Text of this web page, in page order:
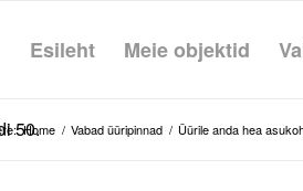
Esileht Meie objektid
50.
Home / Vabad üüripinnad / Üürile anda hea